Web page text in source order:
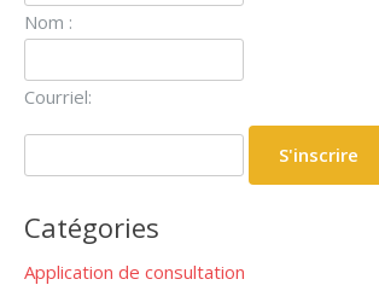
Nom :
Courriel:
Catégories
Application de consultation